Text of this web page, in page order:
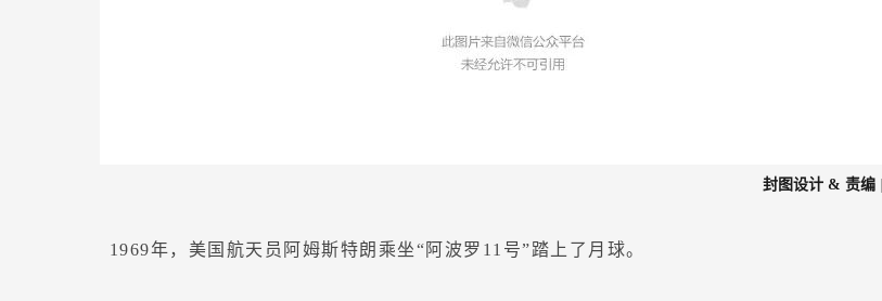
封图设计 &责编
1969年，美国航天员阿姆斯特朗乘坐“阿波罗11号”踏上了月球。